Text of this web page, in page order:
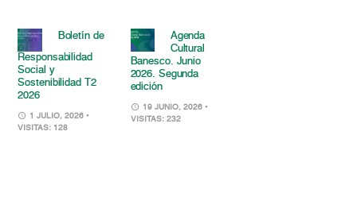
Boletín de
Responsabilidad
Social y
Sostenibilidad T2
2026
1 JULIO, 2026 •
VISITAS: 128
Agenda
Cultural
Banesco. Junio
2026. Segunda
edición
19 JUNIO, 2026 •
VISITAS: 232